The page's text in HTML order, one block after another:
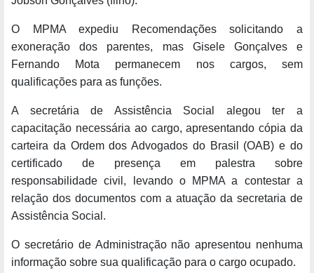
O MPMA expediu Recomendações solicitando a
exoneração dos parentes, mas Gisele Gonçalves e
Fernando Mota permanecem nos cargos, sem
qualificações para as funções.
A secretária de Assistência Social alegou ter a
capacitação necessária ao cargo, apresentando cópia da
carteira da Ordem dos Advogados do Brasil (OAB) e do
certificado de presença em palestra sobre
responsabilidade civil, levando o MPMA a contestar a
relação dos documentos com a atuação da secretaria de
Assistência Social.
O secretário de Administração não apresentou nenhuma
informação sobre sua qualificação para o cargo ocupado.